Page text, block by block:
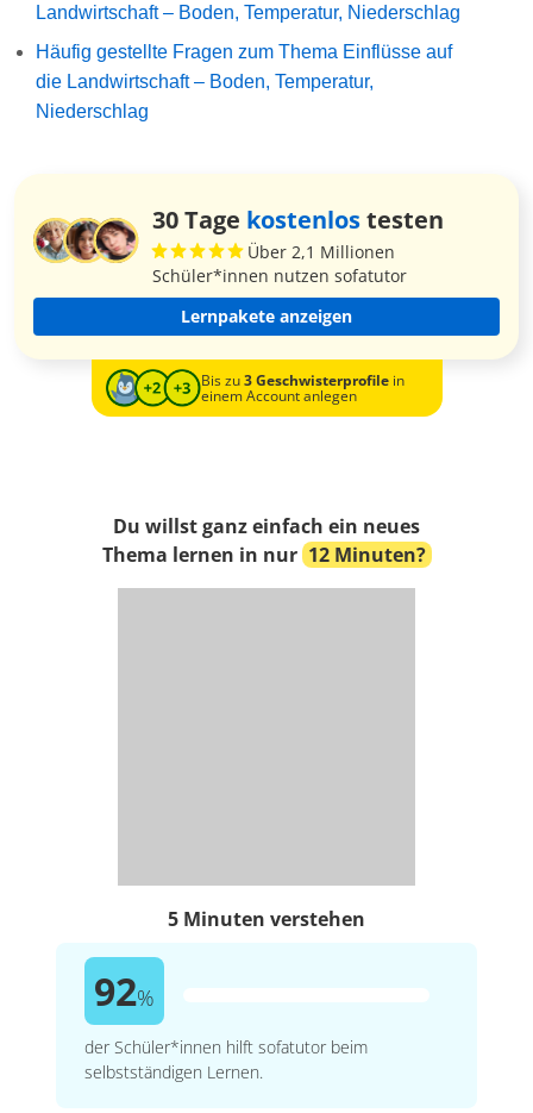
Landwirtschaft – Boden, Temperatur, Niederschlag
Häufig gestellte Fragen zum Thema Einflüsse auf
die Landwirtschaft – Boden, Temperatur,
Niederschlag
30 Tage kostenlostesten
Über 2,1 Millionen
Schüler*innen nutzen sofatutor
Lernpakete anzeigen
Bis zu3 Geschwisterprofilein
einem Account anlegen
Du willst ganz einfach ein neues
Thema lernen in nur 12 Minuten?
5 Minuten verstehen
92%
der Schüler*innen hilft sofatutor beim
selbstständigen Lernen.